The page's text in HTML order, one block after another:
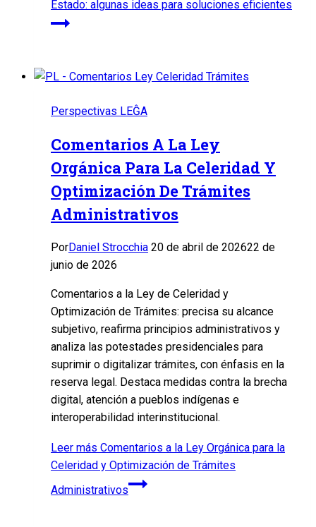
Estado: algunas ideas para soluciones eficientes
Perspectivas LEĜA
Comentarios A La Ley
Orgánica Para La Celeridad Y
Optimización De Trámites
Administrativos
PorDaniel Strocchia 20 de abril de 202622 de
junio de 2026
Comentarios a la Ley de Celeridad y
Optimización de Trámites: precisa su alcance
subjetivo, reafirma principios administrativos y
analiza las potestades presidenciales para
suprimir o digitalizar trámites, con énfasis en la
reserva legal. Destaca medidas contra la brecha
digital, atención a pueblos indígenas e
interoperabilidad interinstitucional.
Leer más Comentarios a la Ley Orgánica para la
Celeridad y Optimización de Trámites
Administrativos